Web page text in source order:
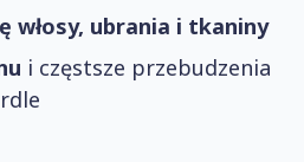
włosy, ubrania i tkaniny
i częstsze przebudzenia